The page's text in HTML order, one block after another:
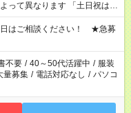
ります 「土日祝は休
もう少し遅い時間から始めた
いたします。 ※未経験
の仕事を経験いただき、 お
休みが
さい。
日はご相談ください！ ★急募
不要 / 40～50代活躍中 / 服装
量募集 / 電話対応なし / パソコ